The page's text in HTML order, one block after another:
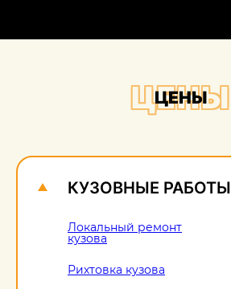
ЦЕНЫ
ЦЕНЫ
КУЗОВНЫЕ РАБОТЫ
Локальный ремонт
кузова
Рихтовка кузова